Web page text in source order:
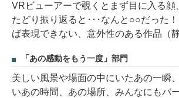
VRビューアーで覗くとまず目に入る顔
たどり振り返ると･･･なんと○○だった
ば表現できない、意外性のある作品（
「あの感動をもう一度」部門
美しい風景や場面の中にいたあの一瞬
いあの時間、あの場所、みんなにもバ